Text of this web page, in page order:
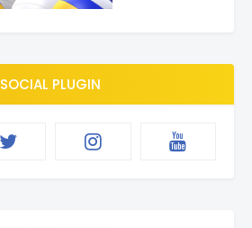
SOCIAL PLUGIN